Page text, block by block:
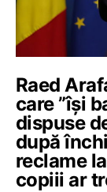
Raed
care ”îşi
dispuse
după
reclame
copiii ar